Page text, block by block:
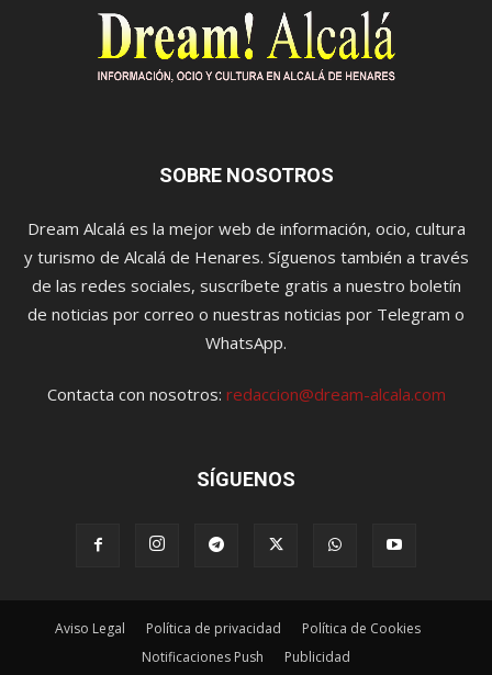
SOBRE NOSOTROS
Dream Alcalá es la mejor web de información, ocio, cultura
y turismo de Alcalá de Henares. Síguenos también a través
de las redes sociales, suscríbete gratis a nuestro boletín
de noticias por correo o nuestras noticias por Telegram o
WhatsApp.
Contacta con nosotros: redaccion@dream-alcala.com
SÍGUENOS
Aviso Legal Política de privacidad
Política de Cookies
Notificaciones Push
Publicidad